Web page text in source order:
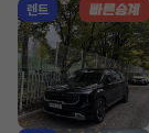
렌트